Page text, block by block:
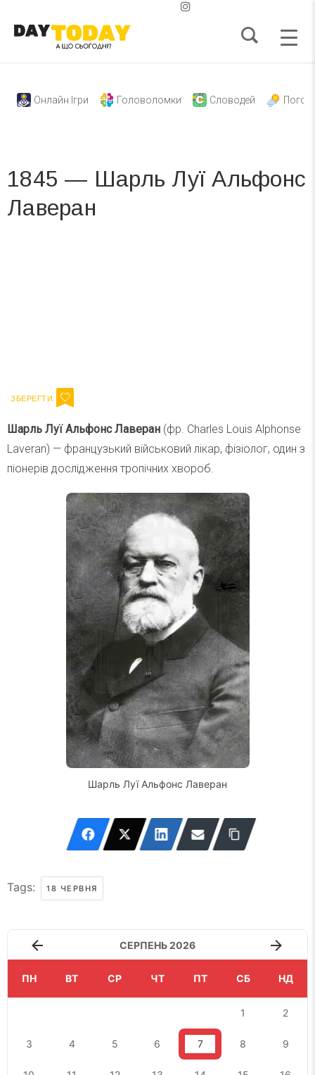
Онлайн Ігри Головоломки Словодей
1845 — Шарль Луї Альфонс
Лаверан
Шарль Луї Альфонс Лаверан (фр. Charles Louis Alphonse
Laveran) — французький військовий лікар, фізіолог, один з
піонерів дослідження тропічних хвороб.
Шарль Луї Альфонс Лаверан
Tags: 18 ЧЕРВНЯ
СЕРПЕНЬ 2026
ПН ВТ СР ЧТ ПТ СБ НД
1 2
3 4 5 6 7 8 9